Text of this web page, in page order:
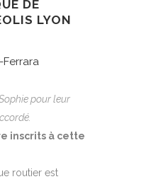
DE
LYON
pour leur
inscrits à cette
routier est